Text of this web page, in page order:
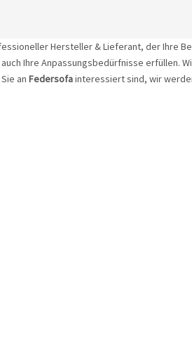
Hersteller & Lieferant, der Ihre
Ihre Anpassungsbedürfnisse erfüllen.
an Federsofainteressiert sind, wir